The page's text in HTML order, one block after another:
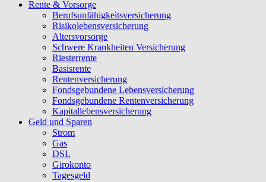
Rente & Vorsorge
Berufs­unfähigkeitsversicherung
Risikolebensversicherung
Altersvorsorge
Schwere Krankheiten Versicherung
Riesterrente
Basisrente
Rentenversicherung
Fondsgebundene Lebensversicherung
Fondsgebundene Rentenversicherung
Kapitallebensversicherung
Geld und Sparen
Strom
Gas
DSL
Girokonto
Tagesgeld